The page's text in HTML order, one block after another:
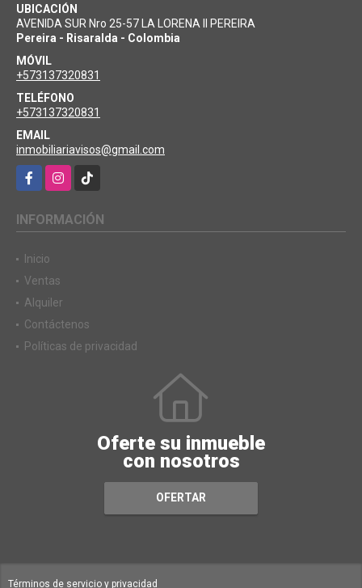
UBICACIÓN
AVENIDA SUR Nro 25-57 LA LORENA II PEREIRA
Pereira - Risaralda - Colombia
MÓVIL
+573137320831
TELÉFONO
+573137320831
EMAIL
inmobiliariavisos@gmail.com
FacebookInstagramTikTok
INFORMACIÓN
Inicio
Ventas
Alquiler
Contáctenos
Políticas de privacidad
Oferte su inmueble
con nosotros
OFERTAR
Términos de servicio y privacidad